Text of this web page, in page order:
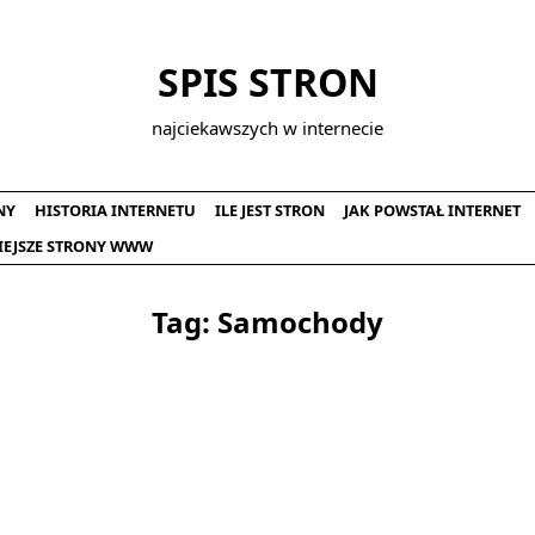
SPIS STRON
najciekawszych w internecie
HISTORIA INTERNETU ILE JEST STRON
JAK POWSTAŁ INTERNET
STRONY WWW
Tag: Samochody